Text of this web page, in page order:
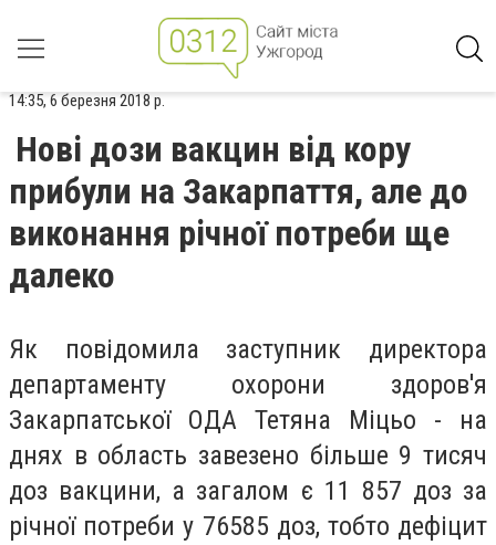
14:35, 6 березня 2018 р.
Нові дози вакцин від кору
прибули на Закарпаття, але до
виконання річної потреби ще
далеко
Як повідомила заступник директора
департаменту охорони здоров'я
Закарпатської ОДА Тетяна Міцьо - на
днях в область завезено більше 9 тисяч
доз вакцини, а загалом є 11 857 доз за
річної потреби у 76585 доз, тобто дефіцит